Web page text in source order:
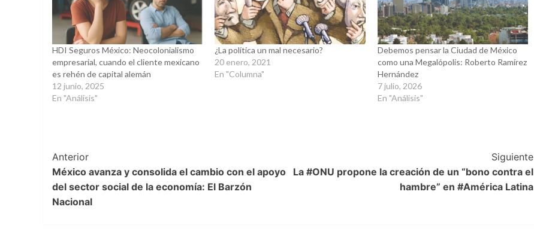
HDI Seguros México: Neocolonialismo
empresarial, cuando el cliente mexicano
es rehén de capital alemán
12 junio, 2025
En "Análisis"
¿La política un mal necesario?
20 enero, 2021
En "Columna"
Debemos pensar la Ciudad de México
como una Megalópolis: Roberto Ramírez
Hernández
7 julio, 2026
En "Análisis"
Post
Navigation
Anterior
México avanza y consolida el cambio con el apoyo
del sector social de la economía: El Barzón
Nacional
Siguiente
La #ONU propone la creación de un “bono contra el
hambre” en #América Latina